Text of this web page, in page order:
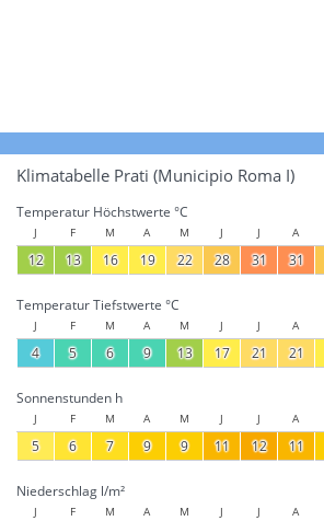
Klimatabelle Prati (Municipio Roma I)
Temperatur Höchstwerte °C
J F M A M J J A
12 13 16 19 22 28 31 31
Temperatur Tiefstwerte °C
J F M A M J J A
4 5 6 9 13 17 21 21
Sonnenstunden h
J F M A M J J A
5 6 7 9 9 11 12 11
Niederschlag l/m²
J F M A M J J A